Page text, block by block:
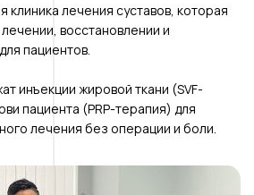
клиника лечения суставов, которая
восстановлении и
пациентов.
инъекции жировой ткани (SVF-
пациента (PRP-терапия) для
лечения без операции и боли.